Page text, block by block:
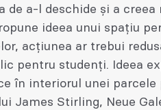
de a-l deschide și a creea
ideea unui spațiu
acțiunea ar trebui
pentru studenți. Ideea
în interiorul unei
James Stirling, Neue